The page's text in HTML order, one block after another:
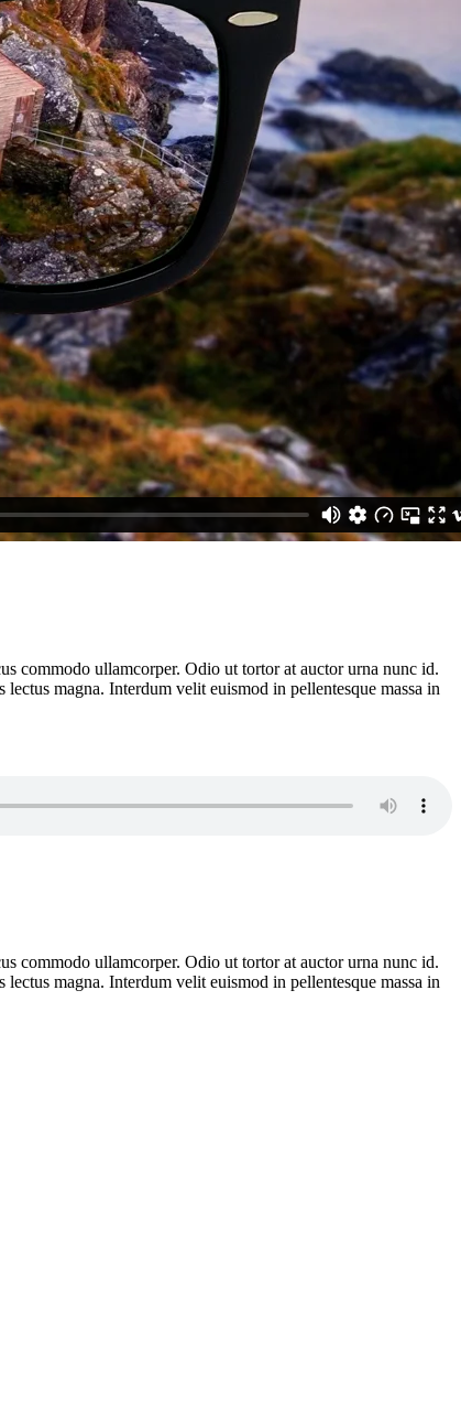
commodo ullamcorper. Odio ut tortor at auctor urna nunc id.
magna. Interdum velit euismod in pellentesque massa in
commodo ullamcorper. Odio ut tortor at auctor urna nunc id.
magna. Interdum velit euismod in pellentesque massa in